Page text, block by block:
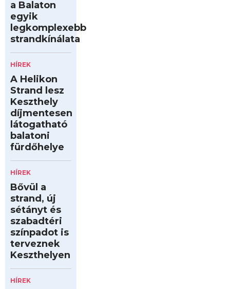
a Balaton
egyik
legkomplexebb
strandkínálata
HÍREK
A Helikon
Strand lesz
Keszthely
díjmentesen
látogatható
balatoni
fürdőhelye
HÍREK
Bővül a
strand, új
sétányt és
szabadtéri
színpadot is
terveznek
Keszthelyen
HÍREK